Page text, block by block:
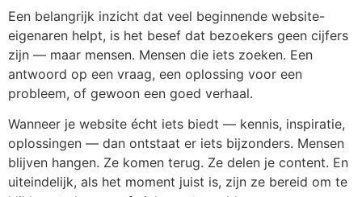
Een belangrijk inzicht dat veel beginnende website-
eigenaren helpt, is het besef dat bezoekers geen cijfers
zijn — maar mensen. Mensen die iets zoeken. Een
antwoord op een vraag, een oplossing voor een
probleem, of gewoon een goed verhaal.
Wanneer je website écht iets biedt — kennis, inspiratie,
oplossingen — dan ontstaat er iets bijzonders. Mensen
blijven hangen. Ze komen terug. Ze delen je content. En
uiteindelijk, als het moment juist is, zijn ze bereid om te